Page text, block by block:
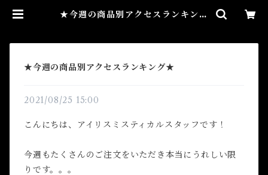
★今週の商品別アクセスランキング
水・本格白魔術
★今週の商品別アクセスランキング★
2021/08/25 15:00
こんにちは、アイリスミスティカルスタッフです！
今週もたくさんのご注文をいただき本当にうれしい限
りです。。。